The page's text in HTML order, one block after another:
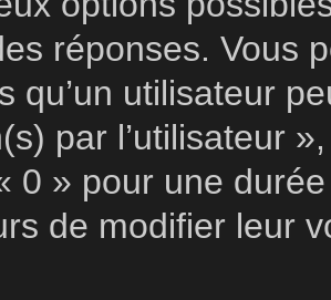
réponses. Vous
qu’un utilisateur
par l’utilisateur
0 » pour une
de modifier leur